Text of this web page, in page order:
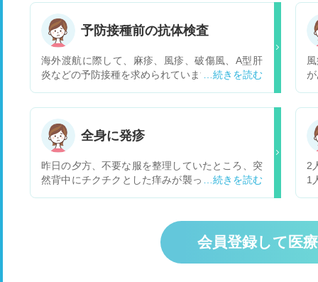
予防接種前の抗体検査
海外渡航に際して、麻疹、風疹、破傷風、A型肝
炎などの予防接種を求められています。 過去の接
は接種歴あるものの1回しか摂取していませでし
た。 このような場合、通常、抗体検査をして抗体
の有無を確認してから接種の検討をするのでしょ
うか。それとも切れている前提で抗体検査はせず
接種をするのでしょうか。ご助言いただけますと
幸いです。
全身に発疹
昨日の夕方、不要な服を整理していたところ、突
然背中にチクチクとした痒みが襲って掻いても治
に赤い湿疹ができているのに気づきました。 検索
しましたが、りんご病の発疹に似ています。 母に
聞いたところ、りんご病にはなっていないようで
す。 お風呂に入るとお腹と足にもできて、腕も赤
2
1
会員登録して医